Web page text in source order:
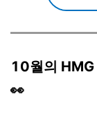
10월의 HMG
👀